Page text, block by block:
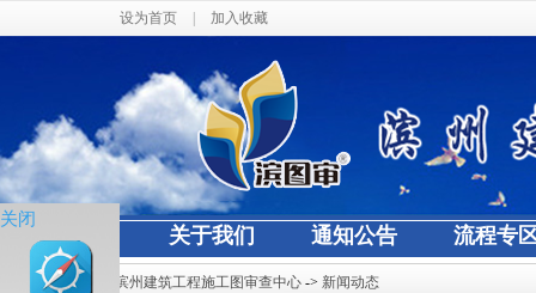
设为首页 加入收藏
网站首页 关于我们 通知公告 流程专
当前位置： 滨州建筑工程施工图审查中心 ->新闻动态
关闭